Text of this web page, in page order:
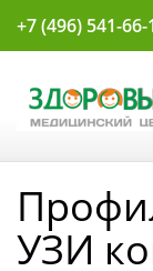
+7 (496) 541-66-
УЗИ